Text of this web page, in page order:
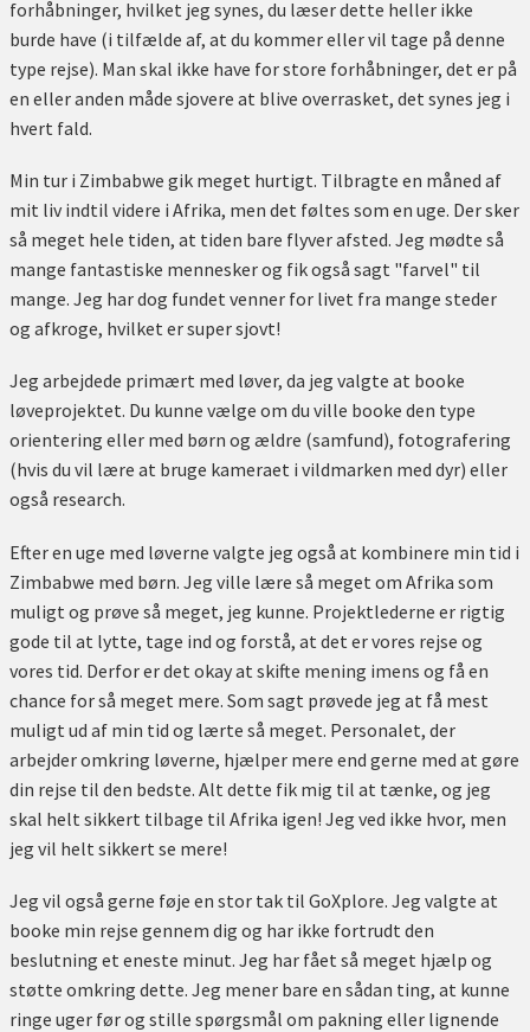
forhåbninger, hvilket jeg synes, du læser dette heller ikke
burde have (i tilfælde af, at du kommer eller vil tage på denne
type rejse). Man skal ikke have for store forhåbninger, det er på
en eller anden måde sjovere at blive overrasket, det synes jeg i
hvert fald.
Min tur i Zimbabwe gik meget hurtigt. Tilbragte en måned af
mit liv indtil videre i Afrika, men det føltes som en uge. Der sker
så meget hele tiden, at tiden bare flyver afsted. Jeg mødte så
mange fantastiske mennesker og fik også sagt "farvel" til
mange. Jeg har dog fundet venner for livet fra mange steder
og afkroge, hvilket er super sjovt!
Jeg arbejdede primært med løver, da jeg valgte at booke
løveprojektet. Du kunne vælge om du ville booke den type
orientering eller med børn og ældre (samfund), fotografering
(hvis du vil lære at bruge kameraet i vildmarken med dyr) eller
også research.
Efter en uge med løverne valgte jeg også at kombinere min tid i
Zimbabwe med børn. Jeg ville lære så meget om Afrika som
muligt og prøve så meget, jeg kunne. Projektlederne er rigtig
gode til at lytte, tage ind og forstå, at det er vores rejse og
vores tid. Derfor er det okay at skifte mening imens og få en
chance for så meget mere. Som sagt prøvede jeg at få mest
muligt ud af min tid og lærte så meget. Personalet, der
arbejder omkring løverne, hjælper mere end gerne med at gøre
din rejse til den bedste. Alt dette fik mig til at tænke, og jeg
skal helt sikkert tilbage til Afrika igen! Jeg ved ikke hvor, men
jeg vil helt sikkert se mere!
Jeg vil også gerne føje en stor tak til GoXplore. Jeg valgte at
booke min rejse gennem dig og har ikke fortrudt den
beslutning et eneste minut. Jeg har fået så meget hjælp og
støtte omkring dette. Jeg mener bare en sådan ting, at kunne
ringe uger før og stille spørgsmål om pakning eller lignende